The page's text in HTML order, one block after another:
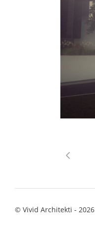
© Vivid Architekti - 2026